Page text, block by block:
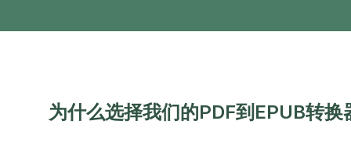
为什么选择我们的PDF到EPUB转换